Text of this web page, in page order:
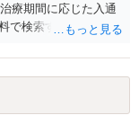
療期間に応じた入通
で検索すると詳しい
害の等級、あなたの
くらとは言えませ
異なるので個別に聞
た着手金・成功報酬